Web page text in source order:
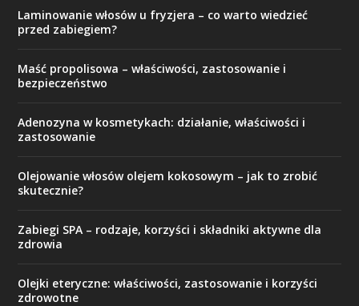
Laminowanie włosów u fryzjera – co warto wiedzieć
przed zabiegiem?
Maść propolisowa – właściwości, zastosowanie i
bezpieczeństwo
Adenozyna w kosmetykach: działanie, właściwości i
zastosowanie
Olejowanie włosów olejem kokosowym – jak to zrobić
skutecznie?
Zabiegi SPA – rodzaje, korzyści i składniki aktywne dla
zdrowia
Olejki eteryczne: właściwości, zastosowanie i korzyści
zdrowotne